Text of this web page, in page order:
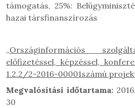
támogatás, 25%:
hazai társfinanszírozás
„Országinformációs
előfizetéssel, képzéssel,
1.2.2/2-2016-00001számú
Megvalósítási időtartama:
30